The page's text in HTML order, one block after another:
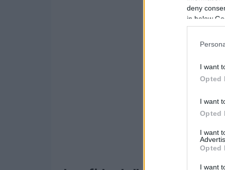
deny
in below
I want
Opted
I want
Opted
I want
Opted
I want